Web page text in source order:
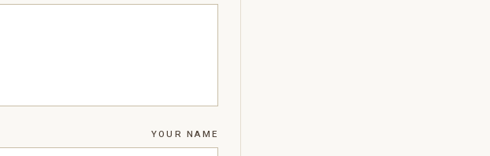
YOUR NAME